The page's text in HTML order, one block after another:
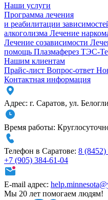
Наши услуги
Программа лечения
и реабилитации
алкоголизма Лечение
Лечение созависимости
помощь Плазмаферез ТЭС-
Нашим клиентам
Прайс-лист Вопрос-ответ
Контактная информация
Адрес: г. Саратов, ул.
Время работы:
Телефон в Саратове: 8 (8452)
+7 (905) 384-61-04
E-mail адрес:
Мы 20 лет помогаем людям!